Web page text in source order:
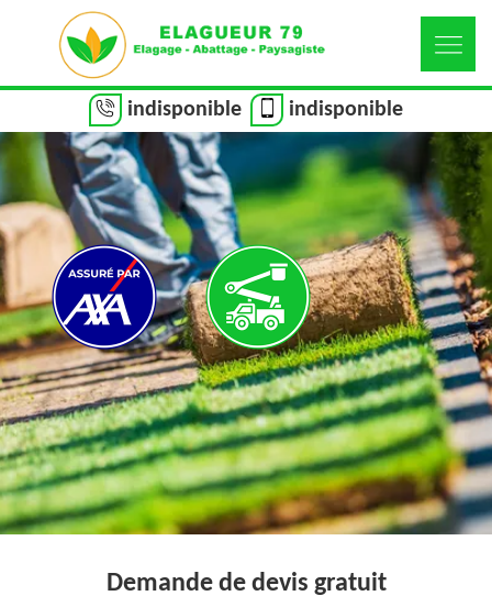
indisponible indisponible
Demande de devis gratuit